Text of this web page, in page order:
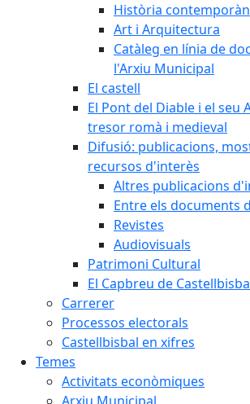
Història
Art i Arquitectura
Catàleg en línia de
l'Arxiu Municipal
El castell
El Pont del Diable i el seu
tresor romà i medieval
Difusió: publicacions,
recursos d'interès
Altres publicacions
Entre els documents
Revistes
Audiovisuals
Patrimoni Cultural
El Capbreu de
Carrerer
Processos electorals
Castellbisbal en xifres
Temes
Activitats econòmiques